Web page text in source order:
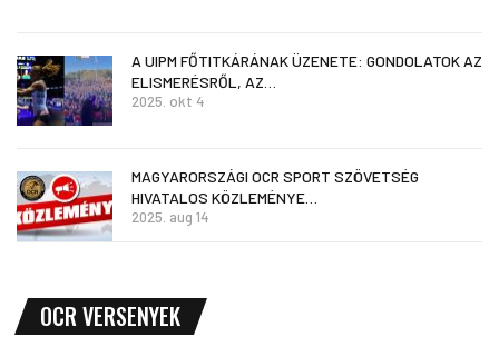
A UIPM FŐTITKÁRÁNAK ÜZENETE: GONDOLATOK AZ
ELISMERÉSRŐL, AZ…
2025. okt 4
MAGYARORSZÁGI OCR SPORT SZÖVETSÉG
HIVATALOS KÖZLEMÉNYE…
2025. aug 14
OCR VERSENYEK